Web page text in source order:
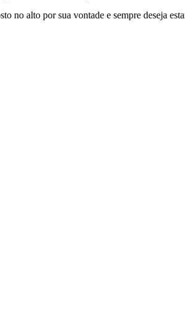
no alto por sua vontade e sempre deseja